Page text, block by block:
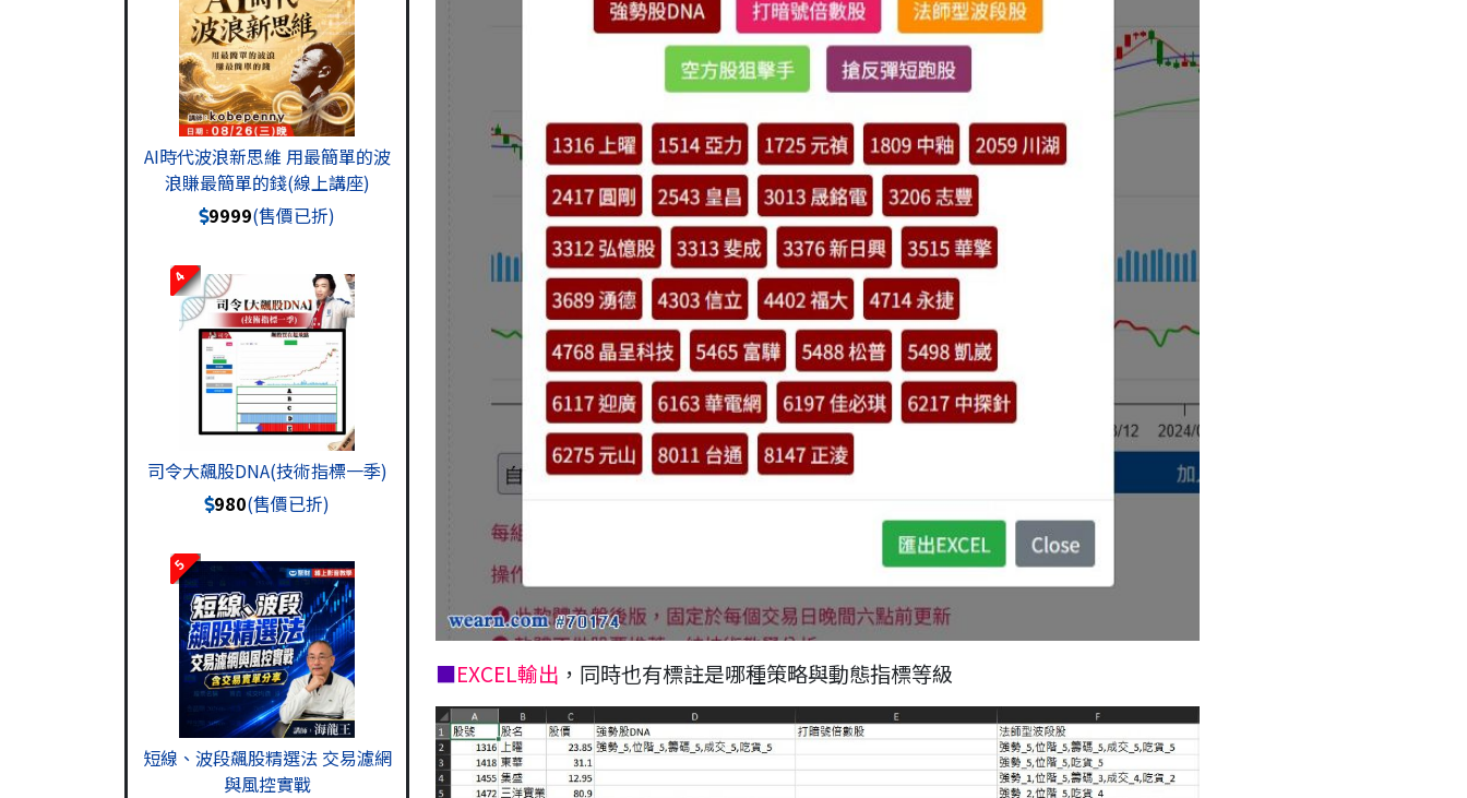
AI時代波浪新思維 用最簡單的波
浪賺最簡單的錢(線上講座)
9999(售價已折)
4
司令大飆股DNA(技術指標一季)
980(售價已折)
5
短線、波段飆股精選法 交易濾網
與風控實戰
■EXCEL輸出 ，同時也有標註是哪種策略與動態指標等級